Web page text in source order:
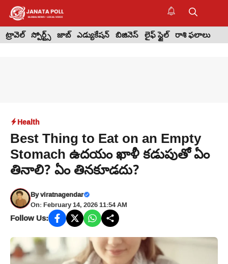
Skip
content
ట్రావెల్ స్పోర్ట్స్ జాబ్ ఎడ్యుకేషన్ బిజినెస్ లైఫ్ స్టైల్ రాశి ఫలాలు
Health
Best Thing to Eat on an Empty
Stomach ఉదయం ఖాళీ కడుపుతో ఏం
తినాలి? ఏం తినకూడదు?
Byviratnagendar
On: February 14, 2026 11:54 AM
Follow Us: